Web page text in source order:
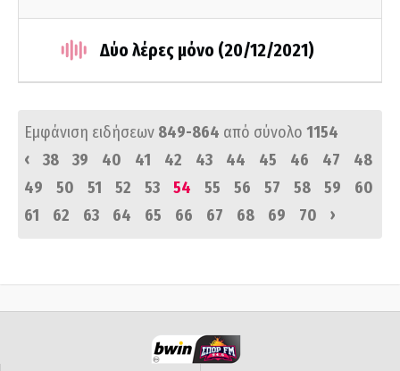
Δύο λέρες μόνο (20/12/2021)
Εμφάνιση ειδήσεων 849-864 από σύνολο 1154
‹
38 39 40 41 42 43 44 45 46 47
48
49
50 51 52 53 54 55 56 57 58 59
60
61
62 63 64 65 66 67 68 69 70 ›